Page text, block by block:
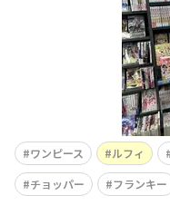
ワンピース ルフィ
チョッパー
フランキー